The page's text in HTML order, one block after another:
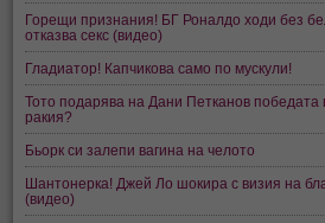
Горещи признания! БГ Роналдо ходи без
отказва секс (видео)
Гладиатор! Капчикова само по мускули!
Тото подарява на Дани Петканов победата
ракия?
Бьорк си залепи вагина на челото
Шантонерка! Джей Ло шокира с визия на
(видео)